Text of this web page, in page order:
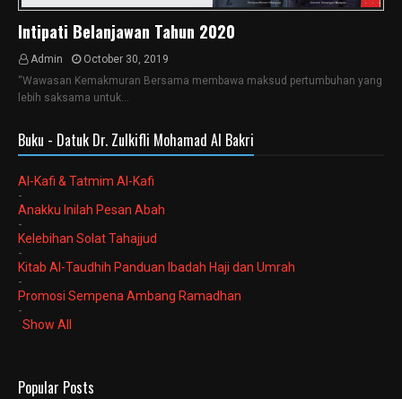
Intipati Belanjawan Tahun 2020
Admin
October 30, 2019
“Wawasan Kemakmuran Bersama membawa maksud pertumbuhan yang
lebih saksama untuk…
Buku - Datuk Dr. Zulkifli Mohamad Al Bakri
Al-Kafi & Tatmim Al-Kafi
-
Anakku Inilah Pesan Abah
-
Kelebihan Solat Tahajjud
-
Kitab Al-Taudhih Panduan Ibadah Haji dan Umrah
-
Promosi Sempena Ambang Ramadhan
-
Show All
Popular Posts